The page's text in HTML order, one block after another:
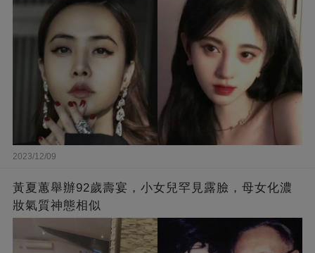
2023/12/09
黃夏蕙舉辦92歲壽宴，小女兒罕見露臉，母女化濃
妝氣質神態相似